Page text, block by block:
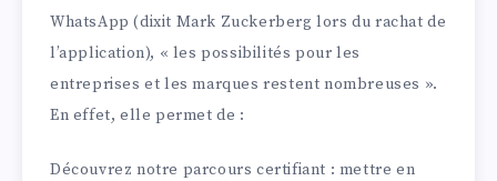
WhatsApp (dixit Mark Zuckerberg lors du rachat de
l’application), « les possibilités pour les
entreprises et les marques restent nombreuses ».
En effet, elle permet de :
Découvrez notre parcours certifiant : mettre en